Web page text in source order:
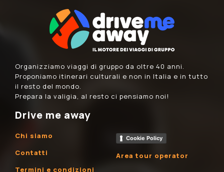
Organizziamo viaggi di gruppo da oltre 40 anni.
Proponiamo itinerari culturali e non in Italia e in tutto
il resto del mondo.
Prepara la valigia, al resto ci pensiamo noi!
Drive me away
Chi siamo
Contatti
Termini e condizioni
Cookie Policy
Area tour operator